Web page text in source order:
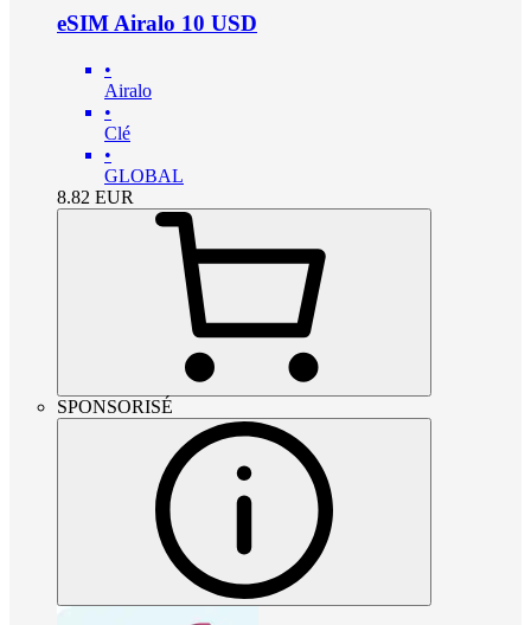
eSIM Airalo 10 USD
•
Airalo
•
Clé
•
GLOBAL
8.82 EUR
SPONSORISÉ